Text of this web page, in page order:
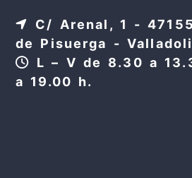
C/ Arenal, 1 -
de Pisuerga -
L – V de 8.30 a
a 19.00 h.